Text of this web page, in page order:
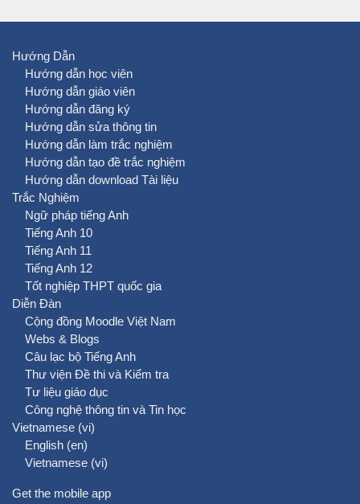
Hướng Dẫn
Hướng dẫn học viên
Hướng dẫn giáo viên
Hướng dẫn đăng ký
Hướng dẫn sửa thông tin
Hướng dẫn làm trắc nghiệm
Hướng dẫn tạo đề trắc nghiệm
Hướng dẫn download Tài liệu
Trắc Nghiệm
Ngữ pháp tiếng Anh
Tiếng Anh 10
Tiếng Anh 11
Tiếng Anh 12
Tốt nghiệp THPT quốc gia
Diễn Đàn
Cộng đồng Moodle Việt Nam
Webs & Blogs
Câu lạc bộ Tiếng Anh
Thư viện Đề thi và Kiểm tra
Tư liệu giáo dục
Công nghệ thông tin và Tin học
Vietnamese ‎(vi)‎
English ‎(en)‎
Vietnamese ‎(vi)‎
Get the mobile app